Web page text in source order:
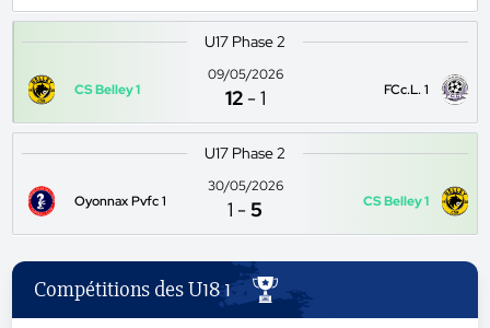
U17 Phase 2
CS Belley 1
09/05/2026
12 -1 FCc.L. 1
U17 Phase 2
Oyonnax Pvfc 1
30/05/2026
1 -5 CS Belley 1
Compétitions des U18 1